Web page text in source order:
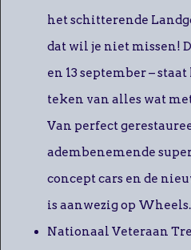
het schitterende
dat wil je niet missen!
en 13 september –
teken van alles wat
Van perfect
adembenemende
concept cars en de
is aanwezig op Wheels.
Nationaal Veteraan